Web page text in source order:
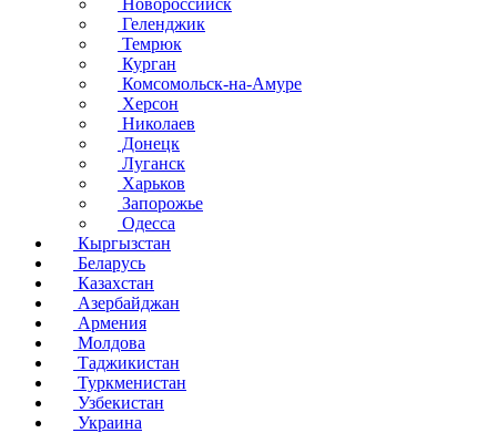
Новороссийск
Геленджик
Темрюк
Курган
Комсомольск-на-Амуре
Херсон
Николаев
Донецк
Луганск
Харьков
Запорожье
Одесса
Кыргызстан
Беларусь
Казахстан
Азербайджан
Армения
Молдова
Таджикистан
Туркменистан
Узбекистан
Украина